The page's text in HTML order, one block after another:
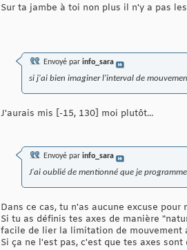
Sur ta jambe à toi non plus il n'y a pas
Envoyé par info_sara
si j'ai bien imaginer l'interval de
J'aurais mis [-15, 130] moi plutôt...
Envoyé par info_sara
J'ai oublié de mentionné que je
Dans ce cas, tu n'as aucune excuse
Si tu as définis tes axes de manière
facile de lier la limitation de mouvement
Si ça ne l'est pas, c'est que tes axes sont